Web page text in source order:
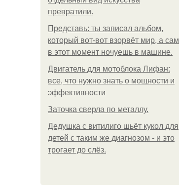
превратили.
Представь: ты записал альбом,
который вот-вот взорвёт мир, а сам
в этот момент ночуешь в машине.
Двигатель для мотоблока Лифан:
все, что нужно знать о мощности и
эффективности
Заточка сверла по металлу.
Дедушка с витилиго шьёт кукол для
детей с таким же диагнозом - и это
трогает до слёз.